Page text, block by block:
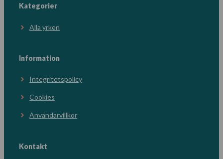
Kategorier
Alla yrken
Information
Integritetspolicy
Cookies
Användarvillkor
Kontakt